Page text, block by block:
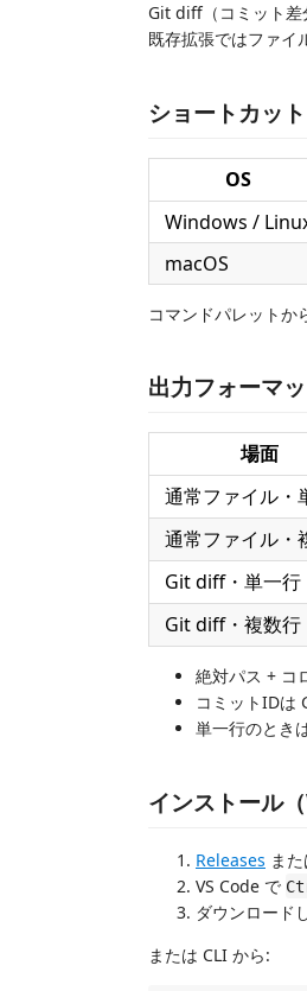
Git diff（コミット差
既存拡張ではファイ
ショートカット
OS
Windows /
macOS
コマンドパレットか
出力フォーマ
場面
通常ファイル・
通常ファイル・
Git diff・単一行
Git diff・複数行
絶対パス + コ
コミットIDは
単一行のとき
インストール（
Releases ま
VS Code で
ダウンロード
または CLI から: